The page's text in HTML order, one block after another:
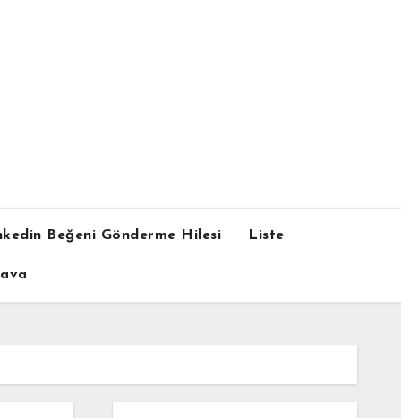
Beğeni Gönderme Hilesi Liste